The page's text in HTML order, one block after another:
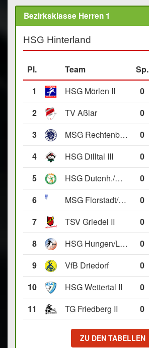
Bezirksklasse Herren 1
HSG Hinterland
Pl. Team Sp.
1
HSG Mörlen II 0
2
TV Aßlar 0
3
MSG Rechtenbach/Wetzlar II 0
4
HSG Dilltal III 0
5
HSG Dutenh./Münchholzh. IV 0
6
MSG Florstadt/Gettenau II 0
7
TSV Griedel II 0
8
HSG Hungen/Lich II 0
9
VfB Driedorf 0
10
HSG Wettertal II 0
11
TG Friedberg II 0
ZU DEN TABELLEN